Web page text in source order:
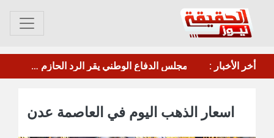
أخر الأخبار : مأرب.. الحوثي يقصف معسكر"صحن الجنّ" بالصواريخ والطائرات المسيرة
اسعار الذهب اليوم في العاصمة عدن